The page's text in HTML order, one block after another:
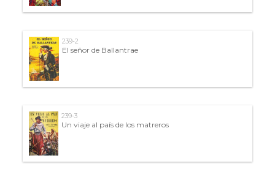
239-2
El señor de Ballantrae
239-3
Un viaje al país de los matreros